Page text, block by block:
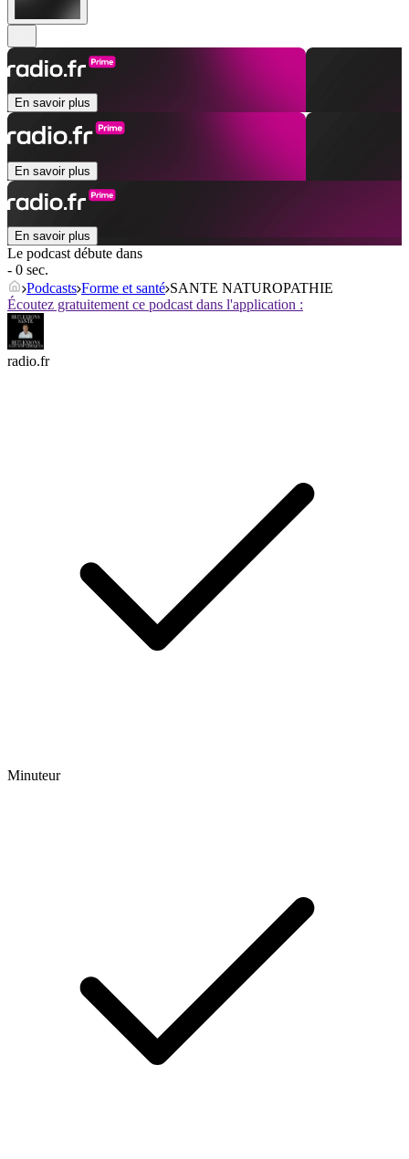
En savoir plus
En savoir plus
En savoir plus
Le podcast débute dans
- 0 sec.
Podcasts Forme et santé SANTE NATUROPATHIE
Écoutez gratuitement ce podcast dans l'application :
radio.fr
Minuteur